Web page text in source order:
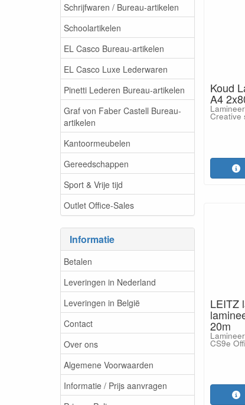
Schrijfwaren / Bureau-artikelen
Schoolartikelen
EL Casco Bureau-artikelen
EL Casco Luxe Lederwaren
Pinetti Lederen Bureau-artikelen
Graf von Faber Castell Bureau-
artikelen
Kantoormeubelen
Gereedschappen
Sport & Vrije tijd
Outlet Office-Sales
Informatie
Betalen
Leveringen in Nederland
Leveringen in België
Contact
Over ons
Algemene Voorwaarden
Informatie / Prijs aanvragen
Koud
A4
Creative
LEITZ
20m
CS9e